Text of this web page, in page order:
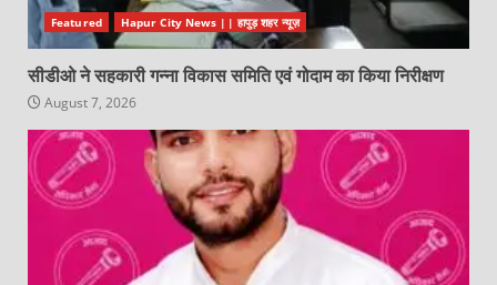
Featured Hapur City News || हापुड़ शहर न्यूज़
सीडीओ ने सहकारी गन्ना विकास समिति एवं गोदाम का किया निरीक्षण
August 7, 2026